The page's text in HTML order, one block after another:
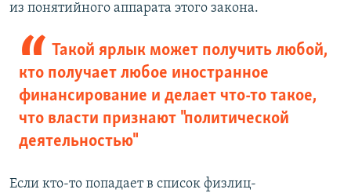
из понятийного аппарата этого закона.
Такой ярлык может получить любой,
кто получает любое иностранное
финансирование и делает что-то такое,
что власти признают "политической
деятельностью"
Если кто-то попадает в список физлиц-